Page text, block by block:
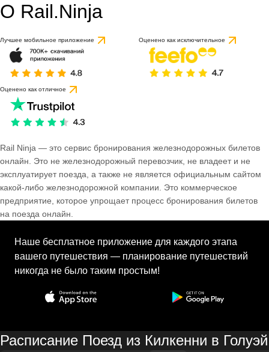
О Rail.Ninja
Лучшее мобильное приложение Оценено как исключительное
Оценено как отличное
Rail Ninja — это сервис бронирования железнодорожных билетов
онлайн. Это не железнодорожный перевозчик, не владеет и не
эксплуатирует поезда, а также не является официальным сайтом
какой-либо железнодорожной компании. Это коммерческое
предприятие, которое упрощает процесс бронирования билетов
на поезда онлайн.
Наше бесплатное приложение для каждого этапа
вашего путешествия — планирование путешествий
никогда не было таким простым!
Расписание Поезд из Килкенни в Голуэй